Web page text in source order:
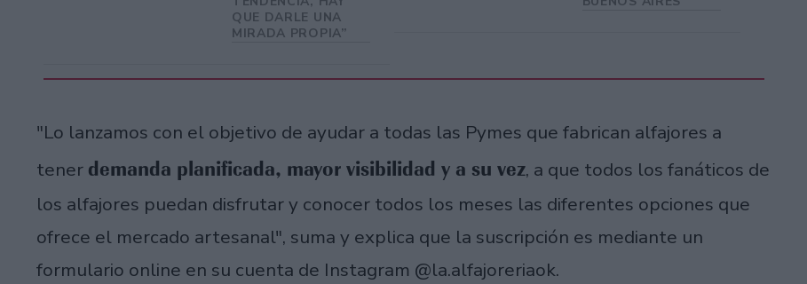
QUE DARLE UNA
MIRADA PROPIA”
"Lo lanzamos con el objetivo de ayudar a todas las Pymes que fabrican alfajores a
tener demanda planificada, mayor visibilidad y a su vez, a que todos los fanáticos de
los alfajores puedan disfrutar y conocer todos los meses las diferentes opciones que
ofrece el mercado artesanal", suma y explica que la suscripción es mediante un
formulario online en su cuenta de Instagram @la.alfajoreriaok.